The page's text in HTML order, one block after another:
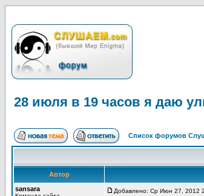
28 июля в 19 часов я даю
Список форумов
Автор
sansara
Добавлено: Ср Июн 27, 2012